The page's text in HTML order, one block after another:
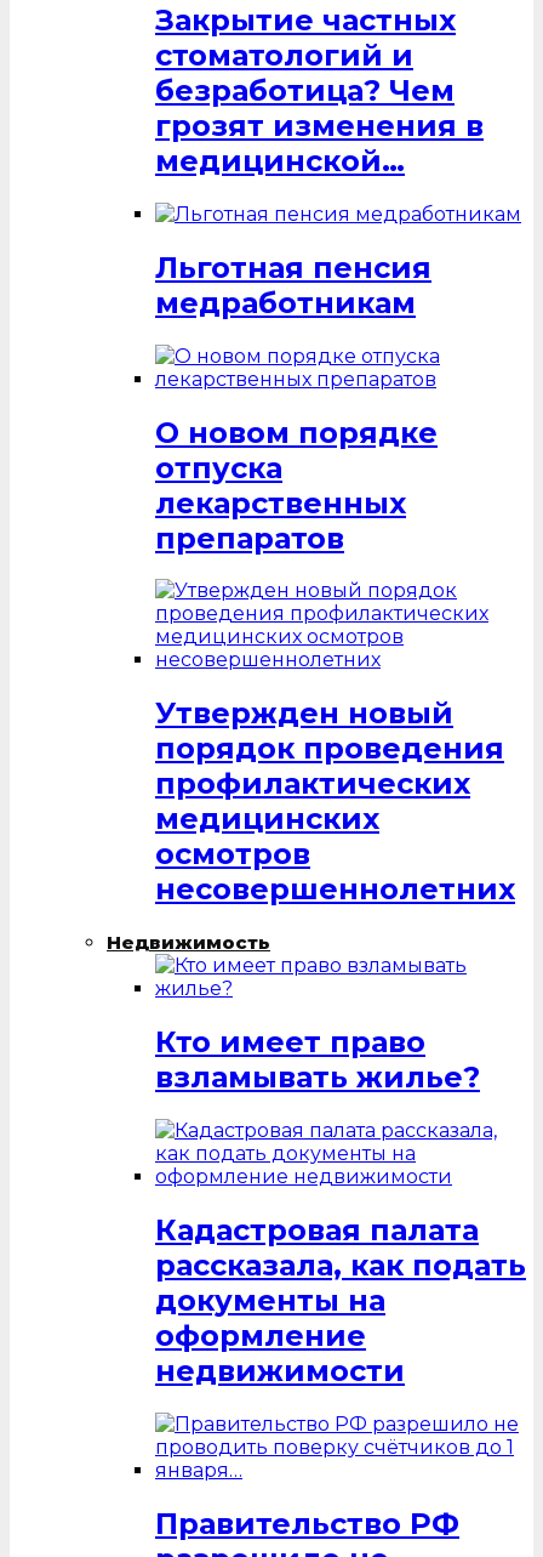
Закрытие частных
стоматологий и
безработица? Чем
грозят изменения в
медицинской…
Льготная пенсия
медработникам
О новом порядке
отпуска
лекарственных
препаратов
Утвержден новый
порядок проведения
профилактических
медицинских
осмотров
несовершеннолетних
Недвижимость
Кто имеет право
взламывать жилье?
Кадастровая палата
рассказала, как подать
документы на
оформление
недвижимости
Правительство РФ